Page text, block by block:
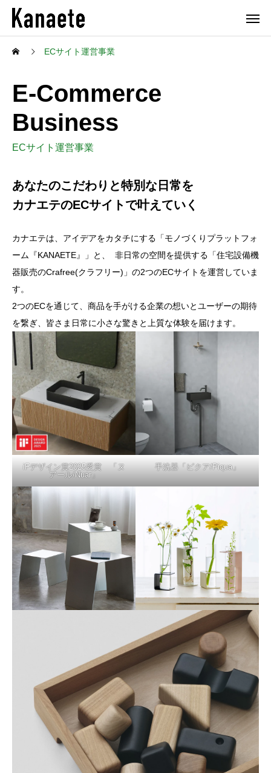
ECサイト運営事業
E-Commerce
Business
ECサイト運営事業
あなたのこだわりと特別な日常を
カナエテのECサイトで叶えていく
カナエテは、アイデアをカタチにする「モノづくりプラットフォ
ーム『KANAETE』」と、 非日常の空間を提供する「住宅設備機
器販売のCrafree(クラフリー)」の2つのECサイトを運営していま
す。
2つのECを通じて、商品を手がける企業の想いとユーザーの期待
を繋ぎ、皆さま日常に小さな驚きと上質な体験を届けます。
iFデザイン賞2025受賞 「ヌ
アール/Nuar」
手洗器「ピクア/Piqua」